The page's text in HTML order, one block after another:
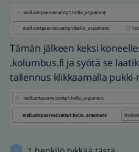
Tämän jälkeen keksi
.kolumbus.fi ja syötä se
tallennus klikkaamalla